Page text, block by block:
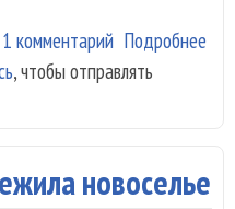
Подробнее
1 комментарий
, чтобы отправлять
новоселье